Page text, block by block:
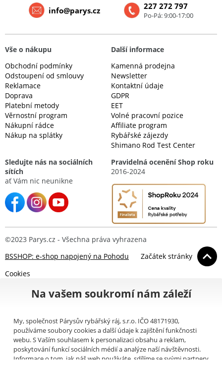
227 272 797
Po-Pá: 9:00-17:00
info@parys.cz
Vše o nákupu
Obchodní podmínky
Odstoupení od smlouvy
Reklamace
Doprava
Platební metody
Věrnostní program
Nákupní rádce
Nákup na splátky
Další informace
Kamenná prodejna
Newsletter
Kontaktní údaje
GDPR
EET
Volné pracovní pozice
Affiliate program
Rybářské zájezdy
Shimano Rod Test Center
Sledujte nás na sociálních
sítích
ať Vám nic neunikne
Pravidelná ocenění Shop roku
2016-2024
©2023 Parys.cz - Všechna práva vyhrazena
BSSHOP: e-shop napojený na Pohodu
Začátek stránky
Cookies
Na vašem soukromí nám záleží
My, společnost Párysův rybářský ráj, s.r.o. IČO 48171930,
používáme soubory cookies a další údaje k zajištění funkčnosti
webu. S Vaším souhlasem k personalizaci obsahu a reklam,
poskytování funkcí sociálních médií a analýze naší návštěvnosti.
Informace o tom, jak náš web používáte, sdílíme se svými partnery